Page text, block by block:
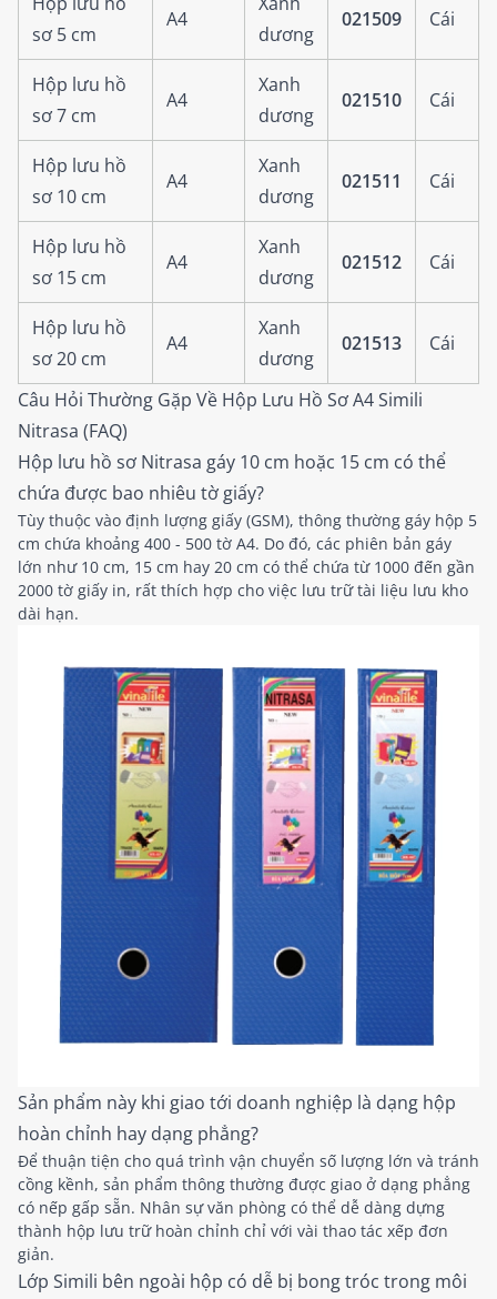
sơ 5 cm
A4
dương
021509 Cái
Hộp lưu hồ
sơ 7 cm
A4
Xanh
dương
021510 Cái
Hộp lưu hồ
sơ 10 cm
A4
Xanh
dương
021511 Cái
Hộp lưu hồ
sơ 15 cm
A4
Xanh
dương
021512 Cái
Hộp lưu hồ
sơ 20 cm
A4
Xanh
dương
021513 Cái
Câu Hỏi Thường Gặp Về Hộp Lưu Hồ Sơ A4 Simili
Nitrasa (FAQ)
Hộp lưu hồ sơ Nitrasa gáy 10 cm hoặc 15 cm có thể
chứa được bao nhiêu tờ giấy?
Tùy thuộc vào định lượng giấy (GSM), thông thường gáy hộp 5
cm chứa khoảng 400 - 500 tờ A4. Do đó, các phiên bản gáy
lớn như 10 cm, 15 cm hay 20 cm có thể chứa từ 1000 đến gần
2000 tờ giấy in, rất thích hợp cho việc lưu trữ tài liệu lưu kho
dài hạn.
Sản phẩm này khi giao tới doanh nghiệp là dạng hộp
hoàn chỉnh hay dạng phẳng?
Để thuận tiện cho quá trình vận chuyển số lượng lớn và tránh
cồng kềnh, sản phẩm thông thường được giao ở dạng phẳng
có nếp gấp sẵn. Nhân sự văn phòng có thể dễ dàng dựng
thành hộp lưu trữ hoàn chỉnh chỉ với vài thao tác xếp đơn
giản.
Lớp Simili bên ngoài hộp có dễ bị bong tróc trong môi